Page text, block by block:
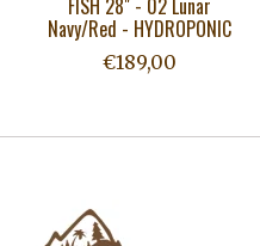
Navy/Red - HYDROPONIC
€189,00